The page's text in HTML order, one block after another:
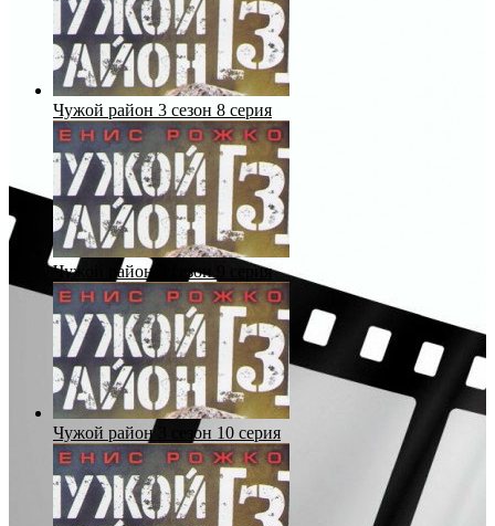
Чужой район 3 сезон 8 серия
Чужой район 3 сезон 9 серия
Чужой район 3 сезон 10 серия